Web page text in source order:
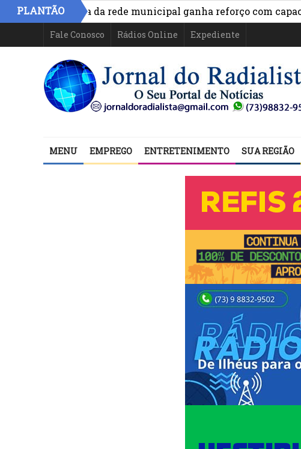
PLANTÃOda rede municipal ganha reforço com capacitação
Fale Conosco Rádios Online Expediente
MENU EMPREGO ENTRETENIMENTO SUA REGIÃO